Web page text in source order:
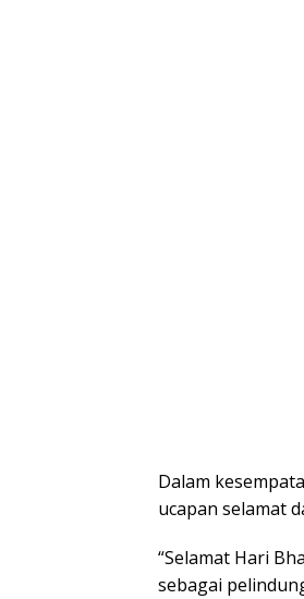
Dalam
ucapan selamat
“Selamat Hari
sebagai